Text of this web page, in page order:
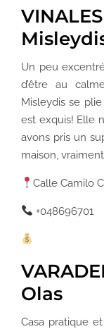
Un peu
d’être au
Misleydis se
est exquis! Elle
avons pris un
maison,
Calle Camilo
+048696701
Olas
Casa pratique